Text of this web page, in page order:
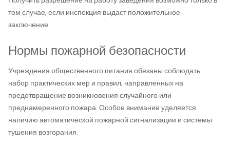
том случае, если инспекция выдаст положительное
заключение.
Нормы пожарной безопасности
Учреждения общественного питания обязаны соблюдать
набор практических мер и правил, направленных на
предотвращение возникновения случайного или
преднамеренного пожара. Особое внимание уделяется
наличию автоматической пожарной сигнализации и системы
тушения возгорания.